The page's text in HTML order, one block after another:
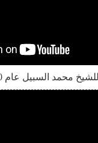
محمد السبيل عام 1420